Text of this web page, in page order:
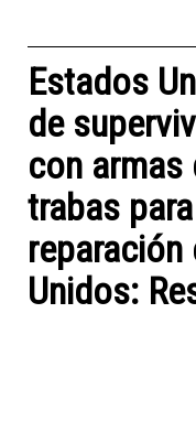
Estados
de
con armas
trabas
reparación
Unidos: